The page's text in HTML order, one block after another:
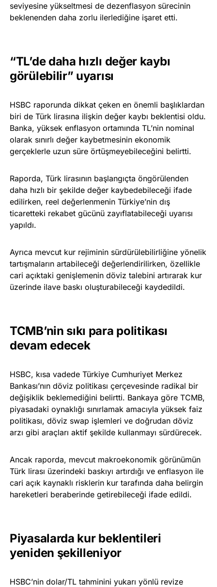
seviyesine yükseltmesi de dezenflasyon sürecinin
beklenenden daha zorlu ilerlediğine işaret etti.
“TL’de daha hızlı değer kaybı
görülebilir” uyarısı
HSBC raporunda dikkat çeken en önemli başlıklardan
biri de Türk lirasına ilişkin değer kaybı beklentisi oldu.
Banka, yüksek enflasyon ortamında TL’nin nominal
olarak sınırlı değer kaybetmesinin ekonomik
gerçeklerle uzun süre örtüşmeyebileceğini belirtti.
Raporda, Türk lirasının başlangıçta öngörülenden
daha hızlı bir şekilde değer kaybedebileceği ifade
edilirken, reel değerlenmenin Türkiye’nin dış
ticaretteki rekabet gücünü zayıflatabileceği uyarısı
yapıldı.
Ayrıca mevcut kur rejiminin sürdürülebilirliğine yönelik
tartışmaların artabileceği değerlendirilirken, özellikle
cari açıktaki genişlemenin döviz talebini artırarak kur
üzerinde ilave baskı oluşturabileceği kaydedildi.
TCMB’nin sıkı para politikası
devam edecek
HSBC, kısa vadede Türkiye Cumhuriyet Merkez
Bankası’nın döviz politikası çerçevesinde radikal bir
değişiklik beklemediğini belirtti. Bankaya göre TCMB,
piyasadaki oynaklığı sınırlamak amacıyla yüksek faiz
politikası, döviz swap işlemleri ve doğrudan döviz
arzı gibi araçları aktif şekilde kullanmayı sürdürecek.
Ancak raporda, mevcut makroekonomik görünümün
Türk lirası üzerindeki baskıyı artırdığı ve enflasyon ile
cari açık kaynaklı risklerin kur tarafında daha belirgin
hareketleri beraberinde getirebileceği ifade edildi.
Piyasalarda kur beklentileri
yeniden şekilleniyor
HSBC’nin dolar/TL tahminini yukarı yönlü revize